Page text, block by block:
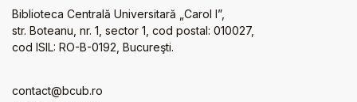
Biblioteca Centrală Universitară „Carol I”,
str. Boteanu, nr. 1, sector 1, cod postal: 010027,
cod ISIL: RO-B-0192, Bucureşti.
contact@bcub.ro